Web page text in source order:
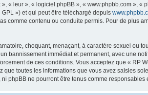
« leur », « logiciel phpBB », « www.phpbb.com »,
») et qui peut être téléchargé depuis
comme contenu ou conduite permis. Pour de plus
choquant, menaçant, à caractère sexuel ou
bannissement immédiat et permanent, avec une
de ces conditions. Vous acceptez que « RP
toutes les informations que vous avez saisies
phpBB ne pourront être tenus comme